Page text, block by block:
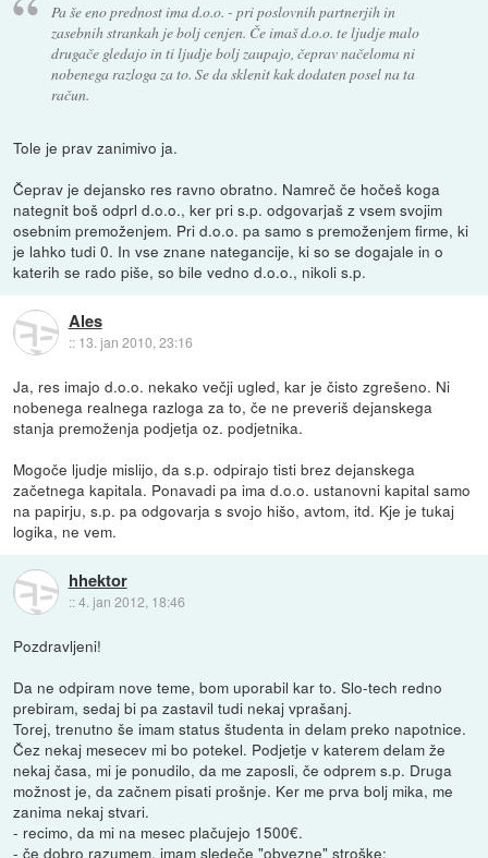
Pa še eno prednost ima d.o.o. - pri poslovnih partnerjih in
zasebnih strankah je bolj cenjen. Če imaš d.o.o. te ljudje malo
drugače gledajo in ti ljudje bolj zaupajo, čeprav načeloma ni
nobenega razloga za to. Se da sklenit kak dodaten posel na ta
račun.
Tole je prav zanimivo ja.
Čeprav je dejansko res ravno obratno. Namreč če hočeš koga
nategnit boš odprl d.o.o., ker pri s.p. odgovarjaš z vsem svojim
osebnim premoženjem. Pri d.o.o. pa samo s premoženjem firme, ki
je lahko tudi 0. In vse znane nategancije, ki so se dogajale in o
katerih se rado piše, so bile vedno d.o.o., nikoli s.p.
Ales
:: 13. jan 2010, 23:16
Ja, res imajo d.o.o. nekako večji ugled, kar je čisto zgrešeno. Ni
nobenega realnega razloga za to, če ne preveriš dejanskega
stanja premoženja podjetja oz. podjetnika.
Mogoče ljudje mislijo, da s.p. odpirajo tisti brez dejanskega
začetnega kapitala. Ponavadi pa ima d.o.o. ustanovni kapital samo
na papirju, s.p. pa odgovarja s svojo hišo, avtom, itd. Kje je tukaj
logika, ne vem.
hhektor
::4. jan 2012, 18:46
Pozdravljeni!
Da ne odpiram nove teme, bom uporabil kar to. Slo-tech redno
prebiram, sedaj bi pa zastavil tudi nekaj vprašanj.
Torej, trenutno še imam status študenta in delam preko napotnice.
Čez nekaj mesecev mi bo potekel. Podjetje v katerem delam že
nekaj časa, mi je ponudilo, da me zaposli, če odprem s.p. Druga
možnost je, da začnem pisati prošnje. Ker me prva bolj mika, me
zanima nekaj stvari.
- recimo, da mi na mesec plačujejo 1500€.
- če dobro razumem, imam sledeče "obvezne" stroške: